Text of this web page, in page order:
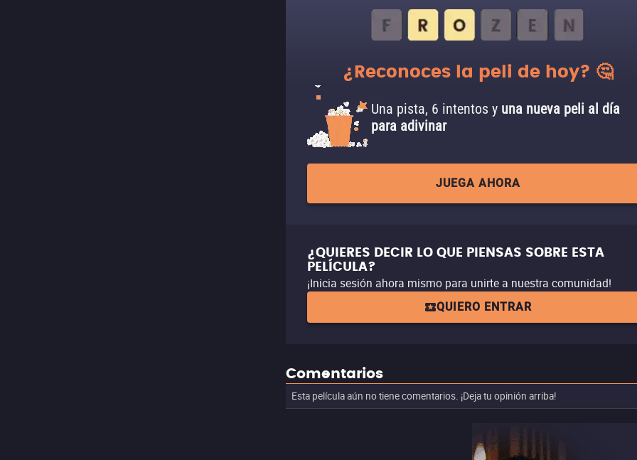
¿Reconoces la peli de hoy? 🤔
Una pista, 6 intentos y una nueva peli al día
para adivinar
JUEGA AHORA
¿QUIERES DECIR LO QUE PIENSAS SOBRE ESTA
PELÍCULA?
¡Inicia sesión ahora mismo para unirte a nuestra comunidad!
QUIERO ENTRAR
Comentarios
Esta película aún no tiene comentarios. ¡Deja tu opinión arriba!